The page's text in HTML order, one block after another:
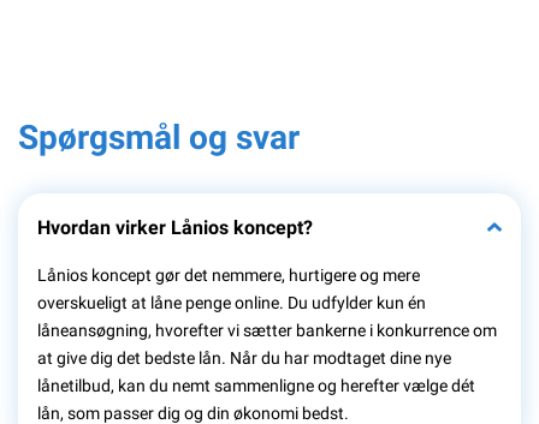
Spørgsmål og svar
Hvordan virker Lånios koncept?
Lånios koncept gør det nemmere, hurtigere og mere
overskueligt at låne penge online. Du udfylder kun én
låneansøgning, hvorefter vi sætter bankerne i konkurrence om
at give dig det bedste lån. Når du har modtaget dine nye
lånetilbud, kan du nemt sammenligne og herefter vælge dét
lån, som passer dig og din økonomi bedst.